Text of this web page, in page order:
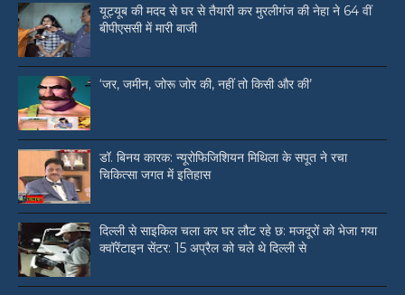
यूट्यूब की मदद से घर से तैयारी कर मुरलीगंज की नेहा ने 64 वीं
बीपीएससी में मारी बाजी
‘जर, जमीन, जोरू जोर की, नहीं तो किसी और की’
डॉ. बिनय कारक: न्यूरोफिजिशियन मिथिला के सपूत ने रचा
चिकित्सा जगत में इतिहास
दिल्ली से साइकिल चला कर घर लौट रहे छ: मजदूरों को भेजा गया
क्वॉरेंटाइन सेंटर: 15 अप्रैल को चले थे दिल्ली से